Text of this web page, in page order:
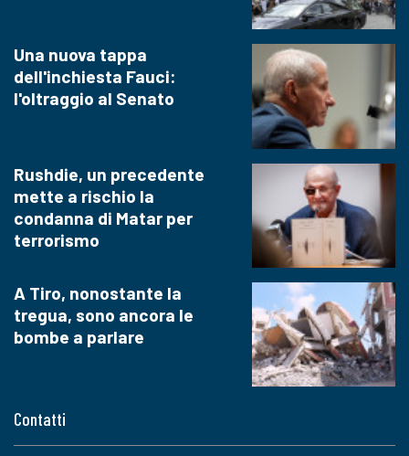
Contatti
Una nuova tappa
dell'inchiesta Fauci:
l'oltraggio al Senato
Rushdie, un precedente
mette a rischio la
condanna di Matar per
terrorismo
A Tiro, nonostante la
tregua, sono ancora le
bombe a parlare